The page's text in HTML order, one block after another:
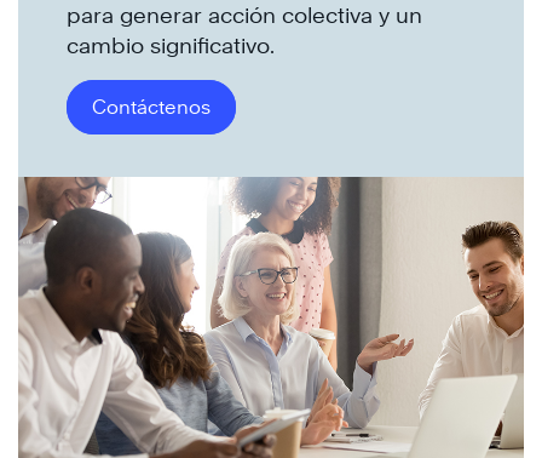
para generar acción colectiva y un
cambio significativo.
Contáctenos